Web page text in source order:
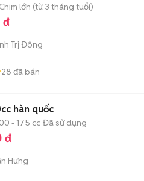
Chim lớn (từ 3 tháng tuổi)
đ
Trị Đông
28 đã bán
hàn quốc
- 175 cc Đã sử dụng
đ
Hưng